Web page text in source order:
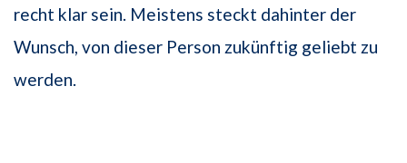
recht klar sein. Meistens steckt dahinter der
Wunsch, von dieser Person zukünftig geliebt zu
werden.